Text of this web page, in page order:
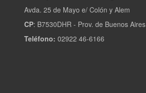
Avda. 25 de Mayo e/ Colón y Alem
CP: B7530DHR - Prov. de Buenos Aires
Teléfono: 02922 46-6166